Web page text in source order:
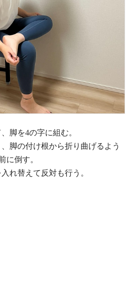
脚を4の字に組む。
脚の付け根から折り曲げるよう
に倒す。
れ替えて反対も行う。